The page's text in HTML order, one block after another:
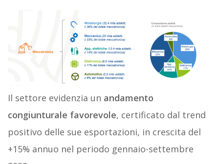
Il settore evidenzia un andamento
congiunturale favorevole, certificato dal trend
positivo delle sue esportazioni, in crescita del
+15% annuo nel periodo gennaio-settembre